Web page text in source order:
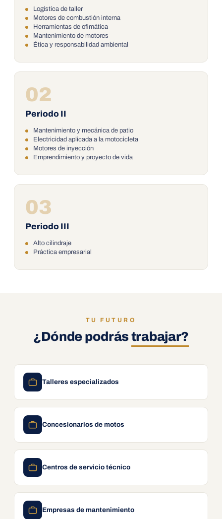
Logística de taller
Motores de combustión interna
Herramientas de ofimática
Mantenimiento de motores
Ética y responsabilidad ambiental
02
Periodo II
Mantenimiento y mecánica de patio
Electricidad aplicada a la motocicleta
Motores de inyección
Emprendimiento y proyecto de vida
03
Periodo III
Alto cilindraje
Práctica empresarial
TU FUTURO
¿Dónde podrás trabajar?
Talleres especializados
Concesionarios de motos
Centros de servicio técnico
Empresas de mantenimiento